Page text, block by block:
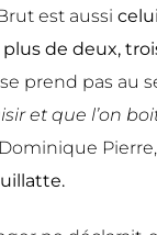
est aussi
de deux,
prend pas au
et que l’on